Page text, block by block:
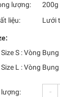
lượng:
200g
liệu:
Lưới
Size S : Vòng
Size L : Vòng
lượng: -